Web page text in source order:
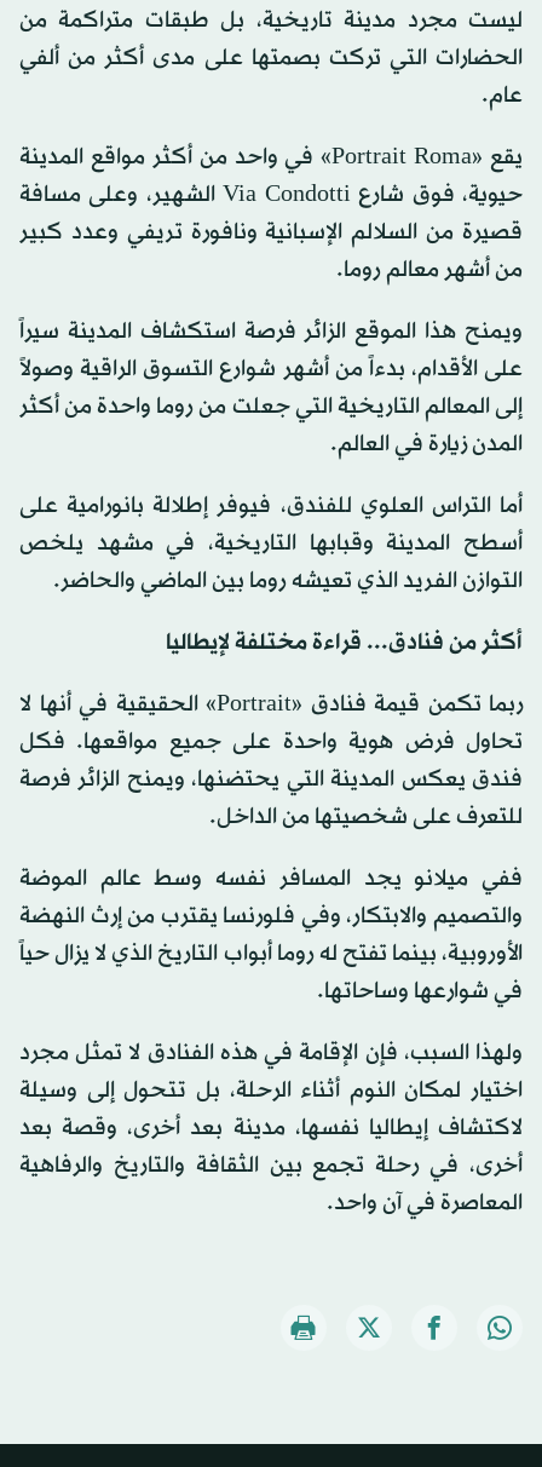
ليست مجرد مدينة تاريخية، بل طبقات متراكمة من
الحضارات التي تركت بصمتها على مدى أكثر من ألفي
عام.
يقع «Portrait Roma» في واحد من أكثر مواقع المدينة
حيوية، فوق شارع Via Condotti الشهير، وعلى مسافة
قصيرة من السلالم الإسبانية ونافورة تريفي وعدد كبير
من أشهر معالم روما.
ويمنح هذا الموقع الزائر فرصة استكشاف المدينة سيراً
على الأقدام، بدءاً من أشهر شوارع التسوق الراقية وصولاً
إلى المعالم التاريخية التي جعلت من روما واحدة من أكثر
المدن زيارة في العالم.
أما التراس العلوي للفندق، فيوفر إطلالة بانورامية على
أسطح المدينة وقبابها التاريخية، في مشهد يلخص
التوازن الفريد الذي تعيشه روما بين الماضي والحاضر.
أكثر من فنادق... قراءة مختلفة لإيطاليا
ربما تكمن قيمة فنادق «Portrait» الحقيقية في أنها لا
تحاول فرض هوية واحدة على جميع مواقعها. فكل
فندق يعكس المدينة التي يحتضنها، ويمنح الزائر فرصة
للتعرف على شخصيتها من الداخل.
ففي ميلانو يجد المسافر نفسه وسط عالم الموضة
والتصميم والابتكار، وفي فلورنسا يقترب من إرث النهضة
الأوروبية، بينما تفتح له روما أبواب التاريخ الذي لا يزال حياً
في شوارعها وساحاتها.
ولهذا السبب، فإن الإقامة في هذه الفنادق لا تمثل مجرد
اختيار لمكان النوم أثناء الرحلة، بل تتحول إلى وسيلة
لاكتشاف إيطاليا نفسها، مدينة بعد أخرى، وقصة بعد
أخرى، في رحلة تجمع بين الثقافة والتاريخ والرفاهية
المعاصرة في آن واحد.